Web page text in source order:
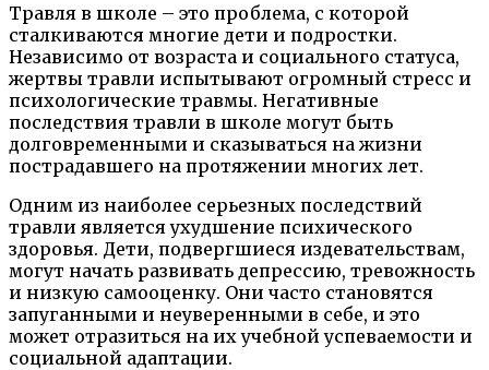
Травля в школе – это проблема, с которой
сталкиваются многие дети и подростки.
Независимо от возраста и социального статуса,
жертвы травли испытывают огромный стресс и
психологические травмы. Негативные
последствия травли в школе могут быть
долговременными и сказываться на жизни
пострадавшего на протяжении многих лет.
Одним из наиболее серьезных последствий
травли является ухудшение психического
здоровья. Дети, подвергшиеся издевательствам,
могут начать развивать депрессию, тревожность
и низкую самооценку. Они часто становятся
запуганными и неуверенными в себе, и это
может отразиться на их учебной успеваемости и
социальной адаптации.